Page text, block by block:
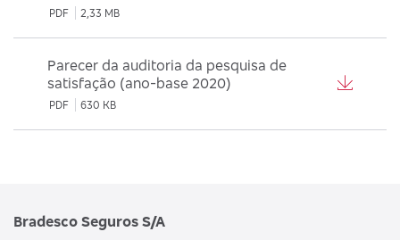
PDF 2,33 MB
Parecer da auditoria da pesquisa de
satisfação (ano-base 2020)
PDF 630 KB
Bradesco Seguros S/A